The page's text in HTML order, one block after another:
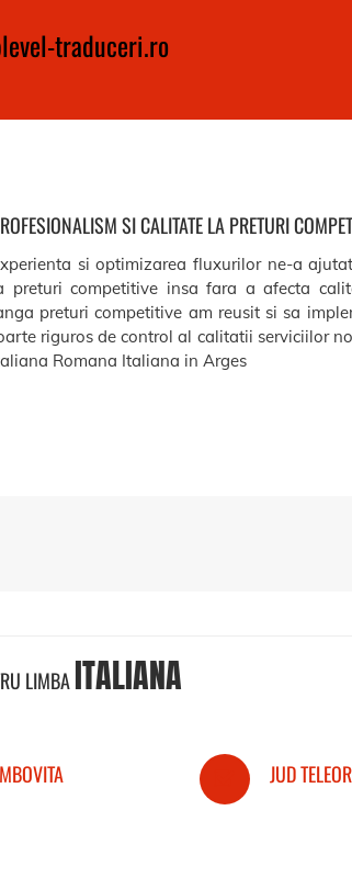
traduceri.ro
SI CALITATE LA PRETURI
si optimizarea fluxurilor ne-a
preturi competitive insa fara a afecta
preturi competitive am reusit si sa
riguros de control al calitatii serviciilor
Romana Italiana in Arges
LIMBAITALIANA
JUD